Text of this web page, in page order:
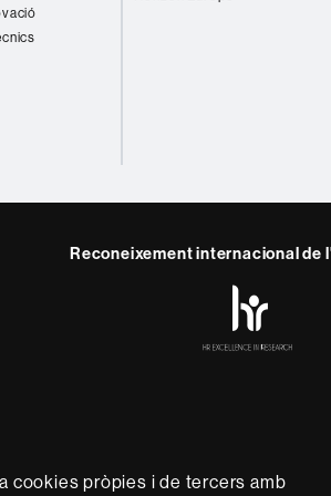
cookies pròpies i de tercers amb
Reconeixement internacional de
que imparteix una
ajustada a les necessitats de la